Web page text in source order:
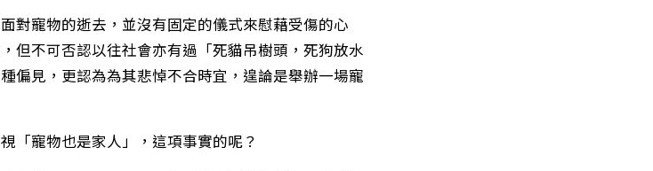
對寵物的逝去，並沒有固定的儀式來慰藉受傷的心
但不可否認以往社會亦有過「死貓吊樹頭，死狗放水
偏見，更認為為其悲悼不合時宜，遑論是舉辦一場寵
「寵物也是家人」，這項事實的呢？